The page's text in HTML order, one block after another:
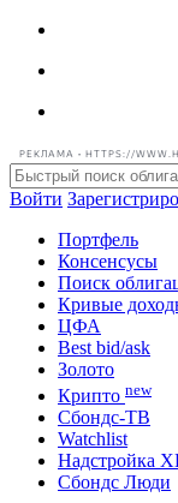
РЕКЛАМА • HTTPS://
Войти
Портфель
Консенсусы
Поиск
Кривые
ЦФА
Best bid/ask
Золото
Крипто new